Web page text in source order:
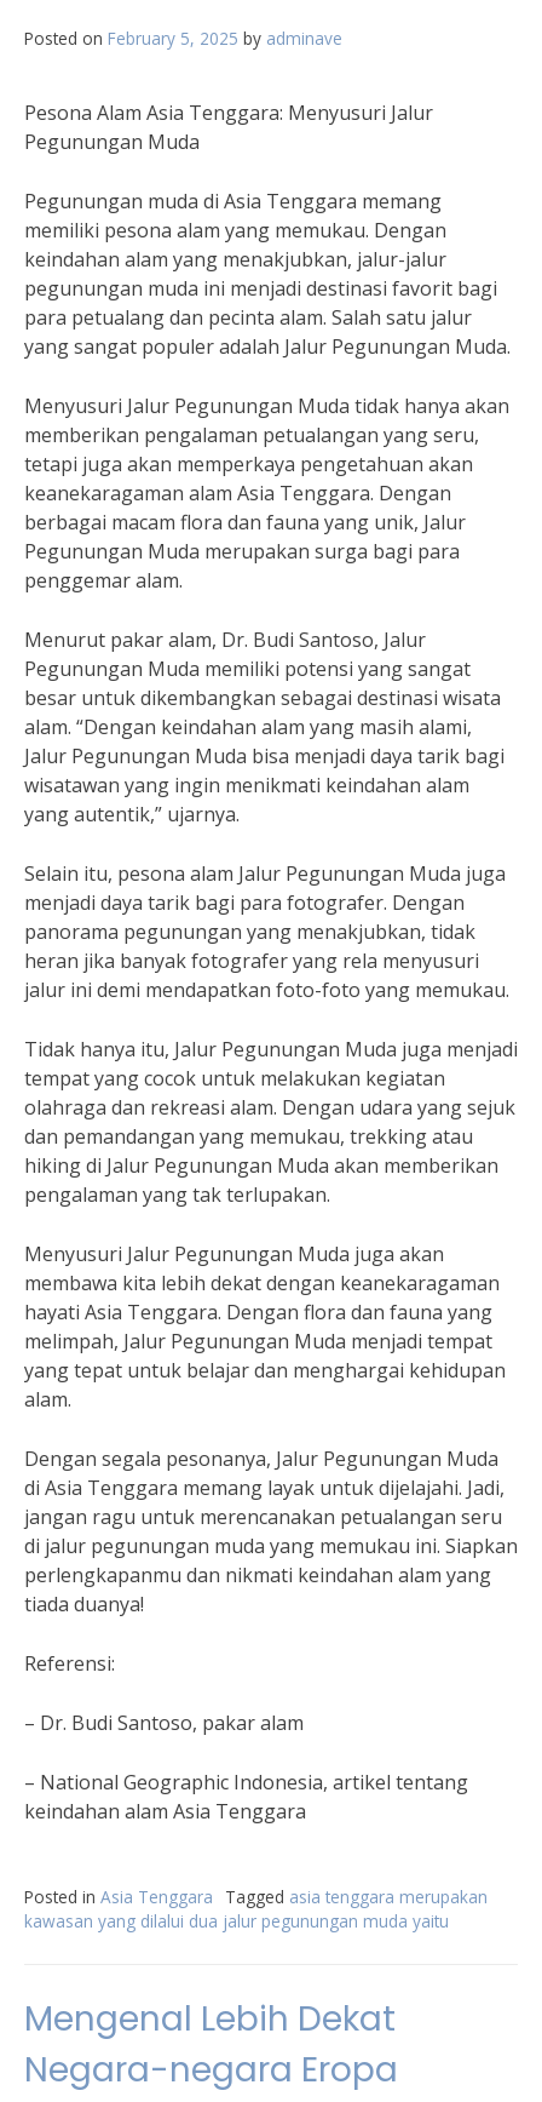
Posted on February 5, 2025 by adminave
Pesona Alam Asia Tenggara: Menyusuri Jalur
Pegunungan Muda
Pegunungan muda di Asia Tenggara memang
memiliki pesona alam yang memukau. Dengan
keindahan alam yang menakjubkan, jalur-jalur
pegunungan muda ini menjadi destinasi favorit bagi
para petualang dan pecinta alam. Salah satu jalur
yang sangat populer adalah Jalur Pegunungan Muda.
Menyusuri Jalur Pegunungan Muda tidak hanya akan
memberikan pengalaman petualangan yang seru,
tetapi juga akan memperkaya pengetahuan akan
keanekaragaman alam Asia Tenggara. Dengan
berbagai macam flora dan fauna yang unik, Jalur
Pegunungan Muda merupakan surga bagi para
penggemar alam.
Menurut pakar alam, Dr. Budi Santoso, Jalur
Pegunungan Muda memiliki potensi yang sangat
besar untuk dikembangkan sebagai destinasi wisata
alam. “Dengan keindahan alam yang masih alami,
Jalur Pegunungan Muda bisa menjadi daya tarik bagi
wisatawan yang ingin menikmati keindahan alam
yang autentik,” ujarnya.
Selain itu, pesona alam Jalur Pegunungan Muda juga
menjadi daya tarik bagi para fotografer. Dengan
panorama pegunungan yang menakjubkan, tidak
heran jika banyak fotografer yang rela menyusuri
jalur ini demi mendapatkan foto-foto yang memukau.
Tidak hanya itu, Jalur Pegunungan Muda juga menjadi
tempat yang cocok untuk melakukan kegiatan
olahraga dan rekreasi alam. Dengan udara yang sejuk
dan pemandangan yang memukau, trekking atau
hiking di Jalur Pegunungan Muda akan memberikan
pengalaman yang tak terlupakan.
Menyusuri Jalur Pegunungan Muda juga akan
membawa kita lebih dekat dengan keanekaragaman
hayati Asia Tenggara. Dengan flora dan fauna yang
melimpah, Jalur Pegunungan Muda menjadi tempat
yang tepat untuk belajar dan menghargai kehidupan
alam.
Dengan segala pesonanya, Jalur Pegunungan Muda
di Asia Tenggara memang layak untuk dijelajahi. Jadi,
jangan ragu untuk merencanakan petualangan seru
di jalur pegunungan muda yang memukau ini. Siapkan
perlengkapanmu dan nikmati keindahan alam yang
tiada duanya!
Referensi:
– Dr. Budi Santoso, pakar alam
– National Geographic Indonesia, artikel tentang
keindahan alam Asia Tenggara
Posted in Asia Tenggara Tagged asia tenggara merupakan
kawasan yang dilalui dua jalur pegunungan muda yaitu
Mengenal Lebih Dekat
Negara-negara Eropa